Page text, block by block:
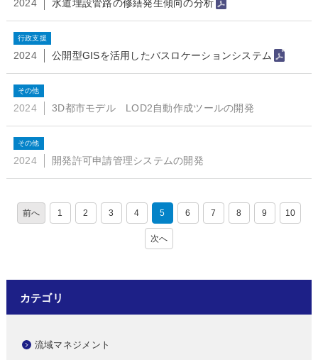
2024 水道埋設管路の修繕発生傾向の分析
行政支援
2024 公開型GISを活用したバスロケーションシステム
その他
2024 3D都市モデル LOD2自動作成ツールの開発
その他
2024 開発許可申請管理システムの開発
1 2 3 4 5 6 7 8 9 10
カテゴリ
流域マネジメント